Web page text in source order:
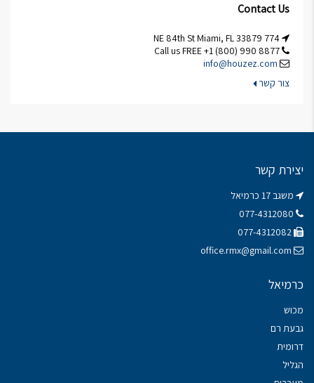
Contact Us
info@houzez.com
צור קשר
יצירת קשר
משגב 17 כרמיאל
office.rmx@gmail.com
כרמיאל
מכוש
גבעת רם
דרומית
הגליל